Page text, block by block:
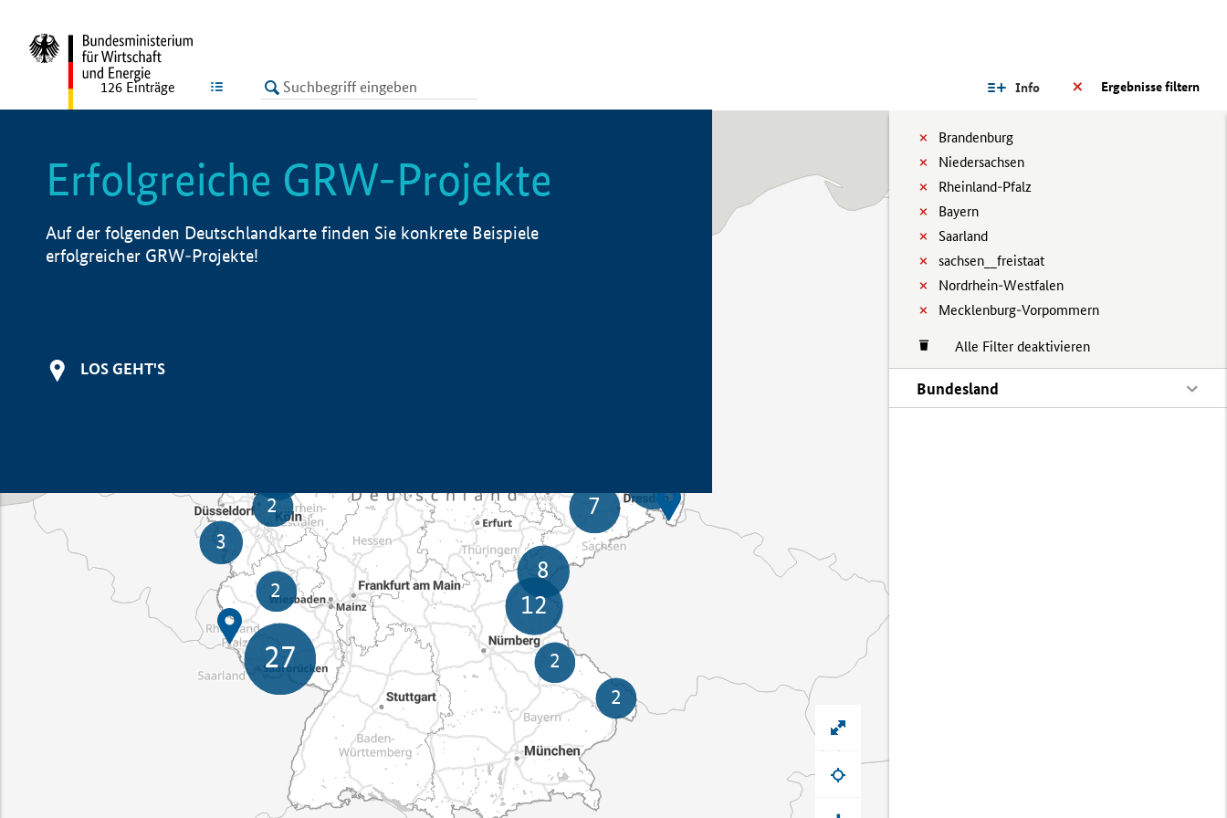
LISTE Ergebnisse filtern
Info
Brandenburg
Niedersachsen
Rheinland-Pfalz
Bayern
Saarland
sachsen__freistaat
Nordrhein-Westfalen
Mecklenburg-Vorpommern
Alle Filter deaktivieren
Bundesland
126 Einträge
Erfolgreiche GRW-Projekte
Auf der folgenden Deutschlandkarte finden Sie konkrete Beispiele
erfolgreicher GRW-Projekte!
LOS GEHT'S